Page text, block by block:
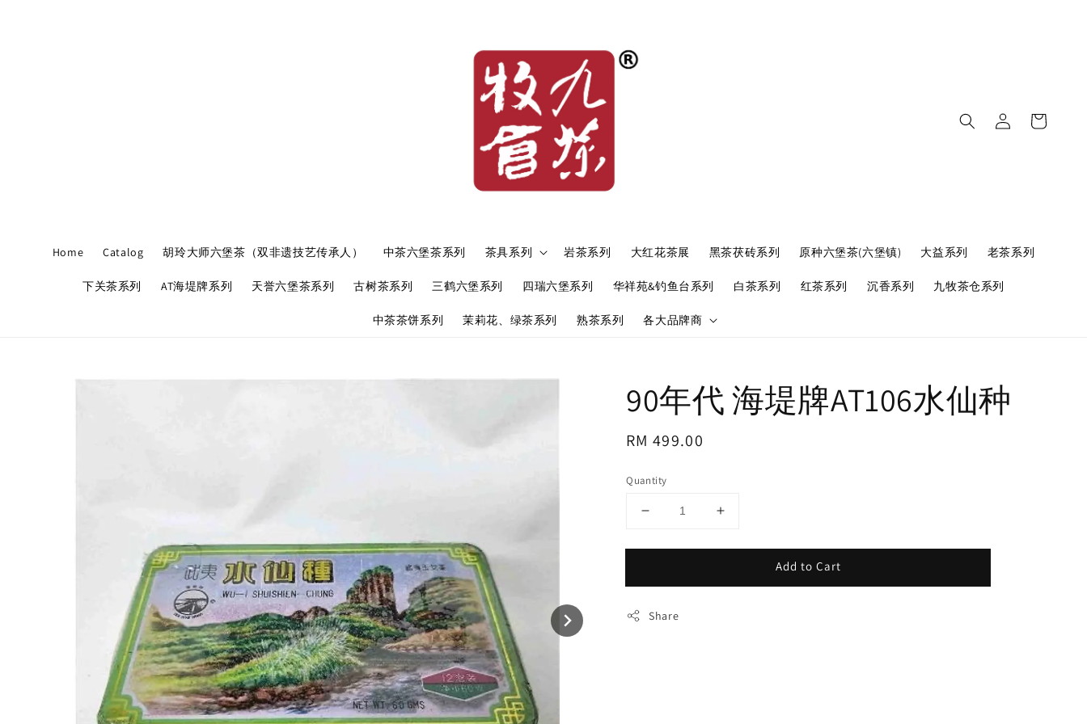
Home Catalog 胡玲大师六堡茶（双非遗技艺传承人） 中茶六堡茶系列 茶具系列 岩茶系列 大红花茶展 黑茶茯砖系列 原种六堡茶(六堡镇) 大益系列 老茶系列
下关茶系列 AT海堤牌系列 天誉六堡茶系列 古树茶系列 三鹤六堡系列 四瑞六堡系列 华祥苑&钓鱼台系列 白茶系列 红茶系列 沉香系列 九牧茶仓系列
中茶茶饼系列 茉莉花、绿茶系列 熟茶系列 各大品牌商
90年代 海堤牌AT106水仙种
Regular
RM 499.00
Quantity
Add to Cart
Share